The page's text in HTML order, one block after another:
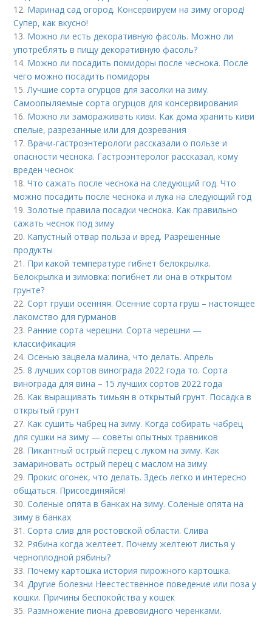
12. Маринад сад огород. Консервируем на зиму огород!
Супер, как вкусно!
13. Можно ли есть декоративную фасоль. Можно ли
употреблять в пищу декоративную фасоль?
14. Можно ли посадить помидоры после чеснока. После
чего можно посадить помидоры
15.Лучшие сорта огурцов для засолки на зиму.
Самоопыляемые сорта огурцов для консервирования
16. Можно ли замораживать киви. Как дома хранить киви
спелые, разрезанные или для дозревания
17. Врачи-гастроэнтерологи рассказали о пользе и
опасности чеснока. Гастроэнтеролог рассказал, кому
вреден чеснок
18.Что сажать после чеснока на следующий год. Что
можно посадить после чеснока и лука на следующий год
19.Золотые правила посадки чеснока. Как правильно
сажать чеснок под зиму
20. Капустный отвар польза и вред. Разрешенные
продукты
21. При какой температуре гибнет белокрылка.
Белокрылка и зимовка: погибнет ли она в открытом
грунте?
22.Сорт груши осенняя. Осенние сорта груш – настоящее
лакомство для гурманов
23. Ранние сорта черешни. Сорта черешни —
классификация
24.Осенью зацвела малина, что делать. Апрель
25.8 лучших сортов винограда 2022 года то. Сорта
винограда для вина – 15 лучших сортов 2022 года
26. Как выращивать тимьян в открытый грунт. Посадка в
открытый грунт
27. Как сушить чабрец на зиму. Когда собирать чабрец
для сушки на зиму — советы опытных травников
28. Пикантный острый перец с луком на зиму. Как
замариновать острый перец с маслом на зиму
29. Прокис огонек, что делать. Здесь легко и интересно
общаться. Присоединяйся!
30.Соленые опята в банках на зиму. Соленые опята на
зиму в банках
31.Сорта слив для ростовской области. Слива
32. Рябина когда желтеет. Почему желтеют листья у
черноплодной рябины?
33. Почему картошка история пирожного картошка.
34.Другие болезни Неестественное поведение или поза у
кошки. Причины беспокойства у кошек
35. Размножение пиона древовидного черенками.